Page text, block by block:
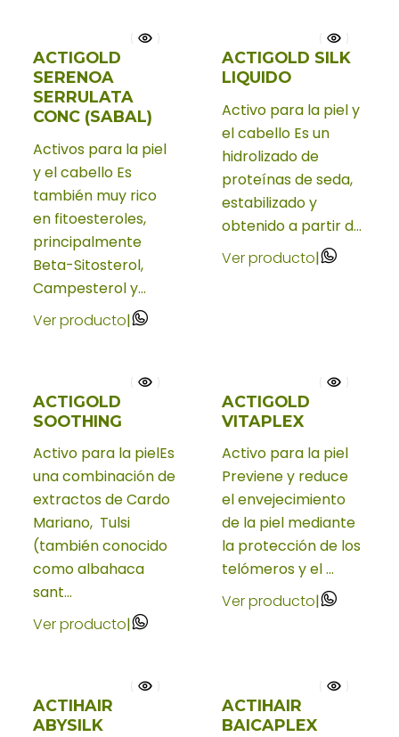
ACTIGOLD
SERENOA
SERRULATA
CONC (SABAL)
Activos para la piel
y el cabello Es
también muy rico
en fitoesteroles,
principalmente
Beta-Sitosterol,
Campesterol y...
Ver producto|
ACTIGOLD SILK
LIQUIDO
Activo para la piel y
el cabello Es un
hidrolizado de
proteínas de seda,
estabilizado y
obtenido a partir d...
Ver producto|
ACTIGOLD
SOOTHING
Activo para la pielEs
una combinación de
extractos de Cardo
Mariano, Tulsi
(también conocido
como albahaca
sant...
Ver producto|
ACTIGOLD
VITAPLEX
Activo para la piel
Previene y reduce
el envejecimiento
de la piel mediante
la protección de los
telómeros y el ...
Ver producto|
ACTIHAIR
ABYSILK
ACTIHAIR
BAICAPLEX